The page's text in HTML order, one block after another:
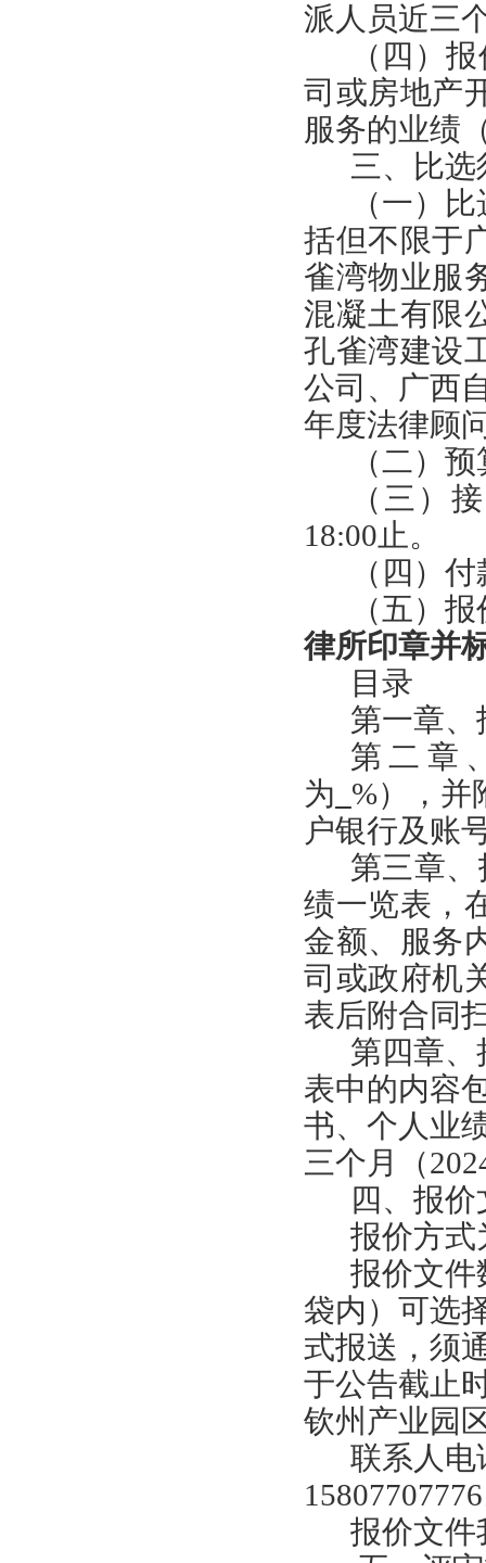
派人员近三
（四）
司或房地产
服务的业绩
三、比选
（一）
括但不限于
雀湾物业服
混凝土有限
孔雀湾建设
公司、广西
年度法律顾
（二）
（ 三 ）
1 8:00 止。
（ 四 ） 付
（五）
律所印章并
目录
第一章、
第二 章
为 %），并
户银行及账
第三章、
绩一览表，
金额、 服务
司或政府机
表后附合同
第四章、
表中的内容
书、 个人业
三个月
（202
四、报
报价方式
报价文件
袋内） 可选
式报送，须
于公告截止
钦州产业园
联系人电
15807707776
报价文件